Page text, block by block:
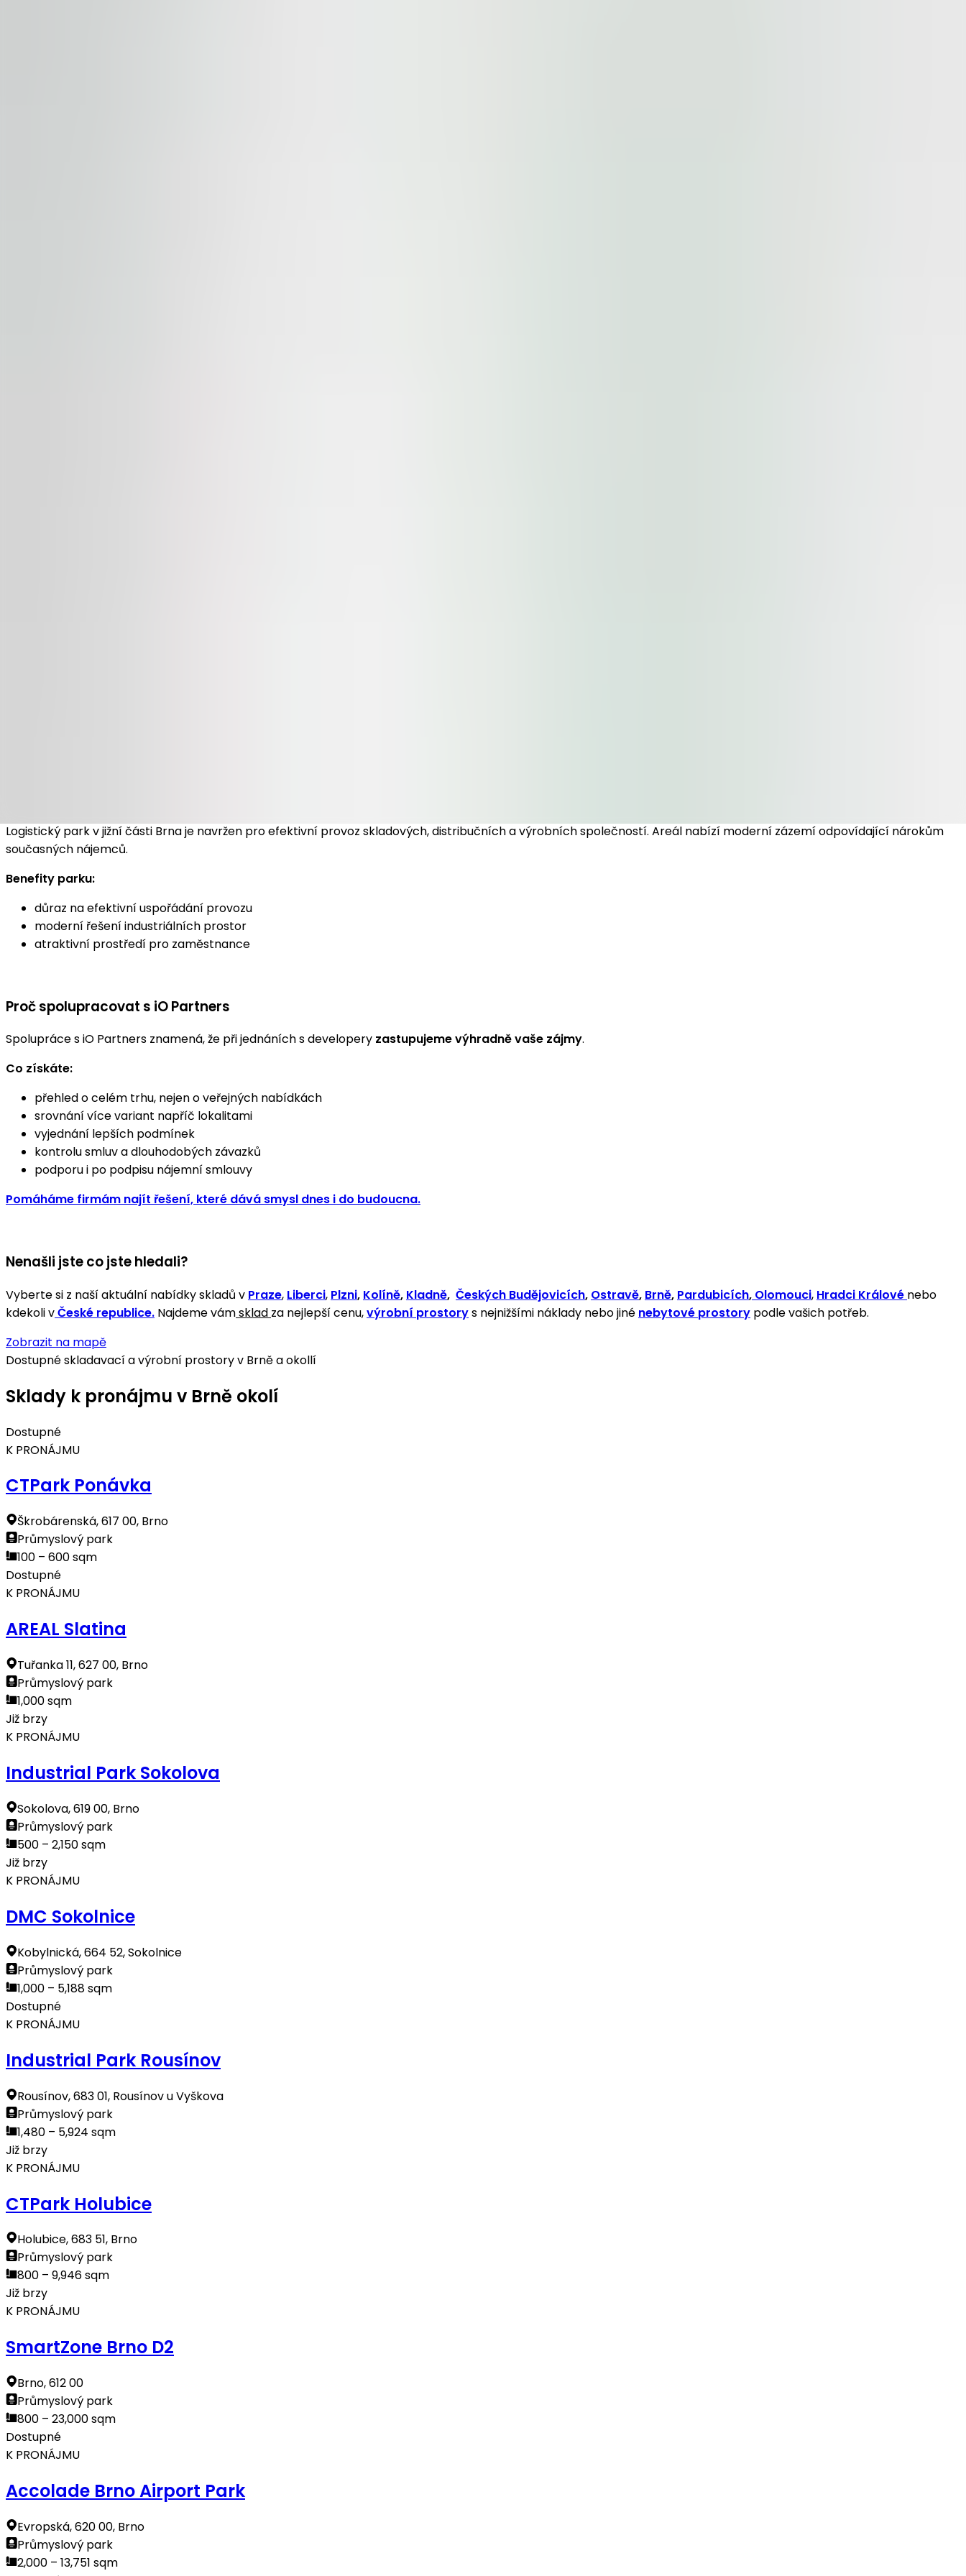
Logistický park v jižní části Brna je navržen pro efektivní provoz skladových, distribučních a výrobních společností. Areál nabízí moderní zázemí odpovídající nárokům
současných nájemců.
Benefity parku:
důraz na efektivní uspořádání provozu
moderní řešení industriálních prostor
atraktivní prostředí pro zaměstnance
Proč spolupracovat s iO Partners
Spolupráce s iO Partners znamená, že při jednáních s developery zastupujeme výhradně vaše zájmy.
Co získáte:
přehled o celém trhu, nejen o veřejných nabídkách
srovnání více variant napříč lokalitami
vyjednání lepších podmínek
kontrolu smluv a dlouhodobých závazků
podporu i po podpisu nájemní smlouvy
Pomáháme firmám najít řešení, které dává smysl dnes i do budoucna.
Nenašli jste co jste hledali?
Vyberte si z naší aktuální nabídky skladů v Praze, Liberci, Plzni, Kolíně, Kladně, Českých Budějovicích, Ostravě, Brně, Pardubicích, Olomouci, Hradci Králové nebo
kdekoli vČeské republice. Najdeme vámsklad za nejlepší cenu,výrobní prostorys nejnižšími náklady nebo jiné nebytové prostory podle vašich potřeb.
Zobrazit na mapě
Dostupné skladavací a výrobní prostory v Brně a okollí
Sklady k pronájmu v Brně okolí
Dostupné
K PRONÁJMU
CTPark Ponávka
Škrobárenská, 617 00, Brno
Průmyslový park
100 – 600 sqm
Dostupné
K PRONÁJMU
AREAL Slatina
Tuřanka 11, 627 00, Brno
Průmyslový park
1,000 sqm
Již brzy
K PRONÁJMU
Industrial Park Sokolova
Sokolova, 619 00, Brno
Průmyslový park
500 – 2,150 sqm
Již brzy
K PRONÁJMU
DMC Sokolnice
Kobylnická, 664 52, Sokolnice
Průmyslový park
1,000 – 5,188 sqm
Dostupné
K PRONÁJMU
Industrial Park Rousínov
Rousínov, 683 01, Rousínov u Vyškova
Průmyslový park
1,480 – 5,924 sqm
Již brzy
K PRONÁJMU
CTPark Holubice
Holubice, 683 51, Brno
Průmyslový park
800 – 9,946 sqm
Již brzy
K PRONÁJMU
SmartZone Brno D2
Brno, 612 00
Průmyslový park
800 – 23,000 sqm
Dostupné
K PRONÁJMU
Accolade Brno Airport Park
Evropská, 620 00, Brno
Průmyslový park
2,000 – 13,751 sqm